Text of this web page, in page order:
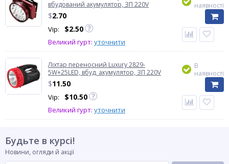
вбудований акумулятор, ЗП 220V
$2.70
Vip: $2.50
Великий гурт: уточнити
наявності
Ліхтар переносний Luxury 2829-
5W+25LED, вбуд. акумулятор, ЗП 220V
$11.50
Vip: $10.50
Великий гурт: уточнити
В
наявності
Будьте в курсі!
Новини, огляди й акції